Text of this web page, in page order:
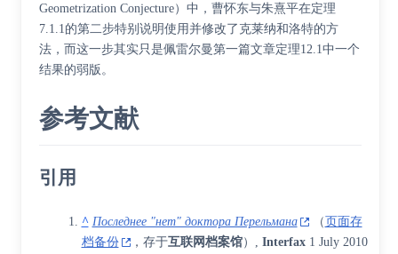
Geometrization Conjecture）中，曹怀东与朱熹平在定理
7.1.1的第二步特别说明使用并修改了克莱纳和洛特的方
法，而这一步其实只是佩雷尔曼第一篇文章定理12.1中一个
结果的弱版。
参考文献
引用
^ Последнее "нет" доктора Перельмана （页面存
档备份
，存于互联网档案馆）, Interfax1 July 2010